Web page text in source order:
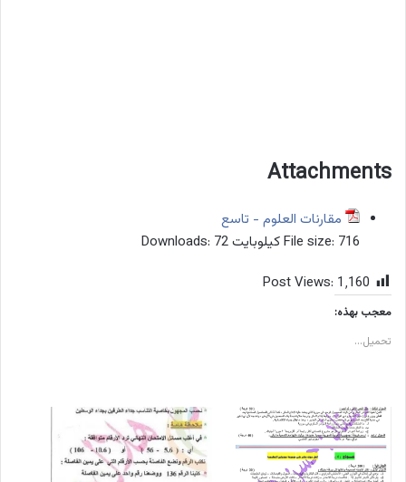
Attachments
مقارنات العلوم - تاسع
File size: 716 كيلوبايت Downloads: 72
Post Views: 1٬160
معجب بهذه:
تحميل...